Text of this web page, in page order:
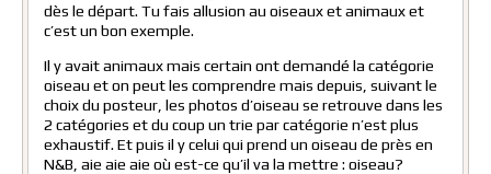
dès le départ. Tu fais allusion au oiseaux et animaux et
c’est un bon exemple.
Il y avait animaux mais certain ont demandé la catégorie
oiseau et on peut les comprendre mais depuis, suivant le
choix du posteur, les photos d’oiseau se retrouve dans les
2 catégories et du coup un trie par catégorie n’est plus
exhaustif. Et puis il y celui qui prend un oiseau de près en
N&B, aie aie aie où est-ce qu’il va la mettre : oiseau?